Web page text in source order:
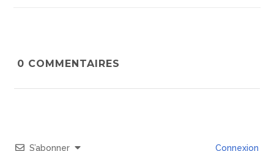
S’abonner Connexion
0 COMMENTAIRES